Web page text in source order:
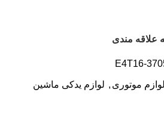
علاقه مندی
E4T16-
لوازم موتوری , لوازم یدکی ماشین